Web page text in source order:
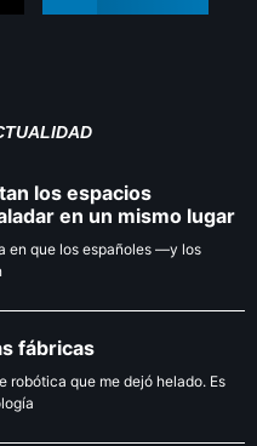
los espacios
en un mismo lugar
en que los españoles —y los
fábricas
robótica que me dejó helado. Es